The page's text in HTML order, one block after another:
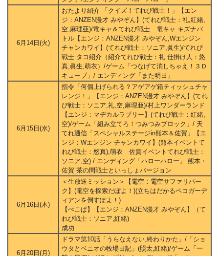
6月14日(火)
おたより紹介 「クイズ！てれび戦士！」【エン
ジ：ANZEN漫才 みやぞん】(てれび戦士：礼,紅緒,
空,麻理亜)/電キャ＆てれび戦士 電キャ キズナバ
トル【エンジ：ANZEN漫才 みやぞん,Wエンジン
チャンカワイ】(てれび戦士：ソニア,眞生)/てれび
戦士 タコ紹介（紹介てれび戦士：礼 仕掛け人：悠
真,眞生,萌衣）/ゲーム「つなげて消しちゃえ！３Ｄ
キューブ」/ エンディング「また明日」
6月15日(水)
指令「何個上げられる？アゲアゲ箱ティッシュチャ
レンジ！」【エンジ：ANZEN漫才 みやぞん】(てれ
び戦士：ソニア,礼,空,麻理亜)/村上ワンダーランド
【エンジ：マヂカルラブリー】(てれび戦士：紅緒,
空)/ゲーム「組み立てろ！つみつみブロック」/ 天
てれ通信「スペシャルステージin熊本＆佐賀」【エ
ンジ：Wエンジン チャンカワイ】(熊本イベントて
れび戦士：悠真),萌衣 佐賀イベントてれび戦士：
ソニア,空) / エンディング「ハローハロー」 熊本・
佐賀 茶の間戦士といっしょバージョン
6月16日(木)
＜生放送ミッション＞【電空：電空サファリパー
ク】(電空を探索だぽよ！)(立ちはだかるペコガーデ
ィアンを倒すぽよ！)
【ぺこぱ】【エンジ：ANZEN漫才 みやぞん】（て
れび戦士：ソニア,紅緒)
成功
6月20日(月)
ドラマ第10話「うらなえない,終わりかた」/「ショ
ウタとベニオの牧場日記」(照太,紅緒)/ゲーム「一